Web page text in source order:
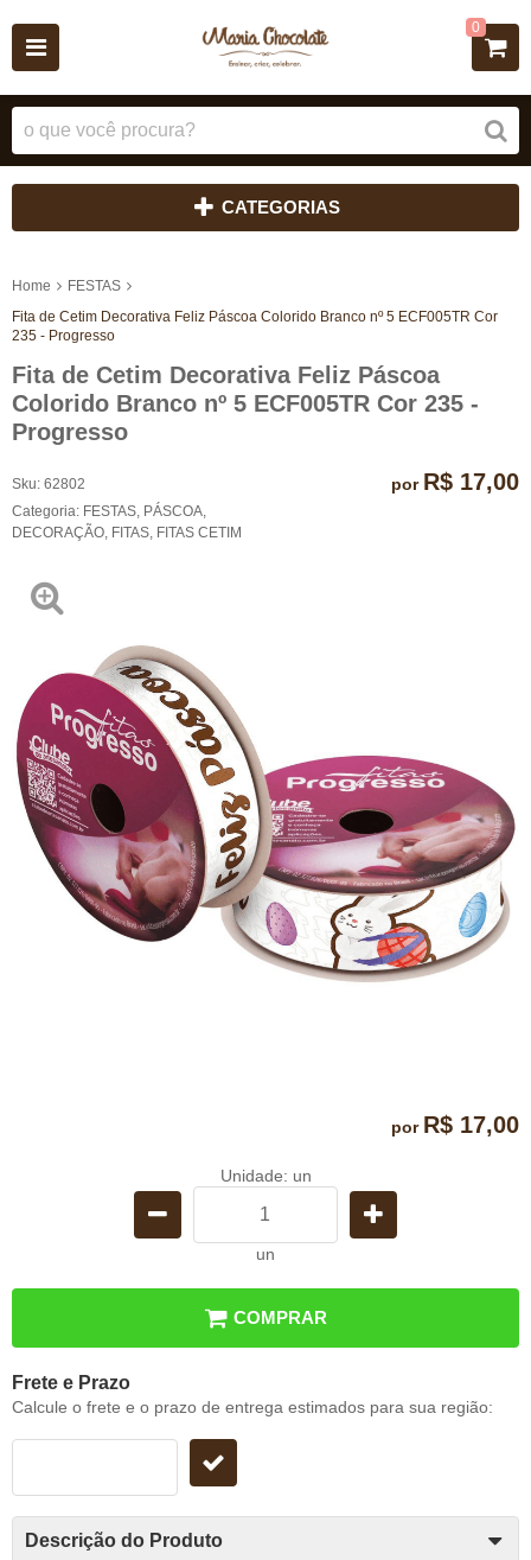
0
CATEGORIAS
Home
FESTAS
Fita de Cetim Decorativa Feliz Páscoa Colorido Branco nº 5 ECF005TR Cor
235 - Progresso
Fita de Cetim Decorativa Feliz Páscoa
Colorido Branco nº 5 ECF005TR Cor 235 -
Progresso
Sku: 62802
Categoria: FESTAS PÁSCOA
DECORAÇÃO FITAS FITAS CETIM
por R$ 17,00
por R$ 17,00
Unidade: un
un
COMPRAR
Frete e Prazo
Calcule o frete e o prazo de entrega estimados para sua região:
Descrição do Produto